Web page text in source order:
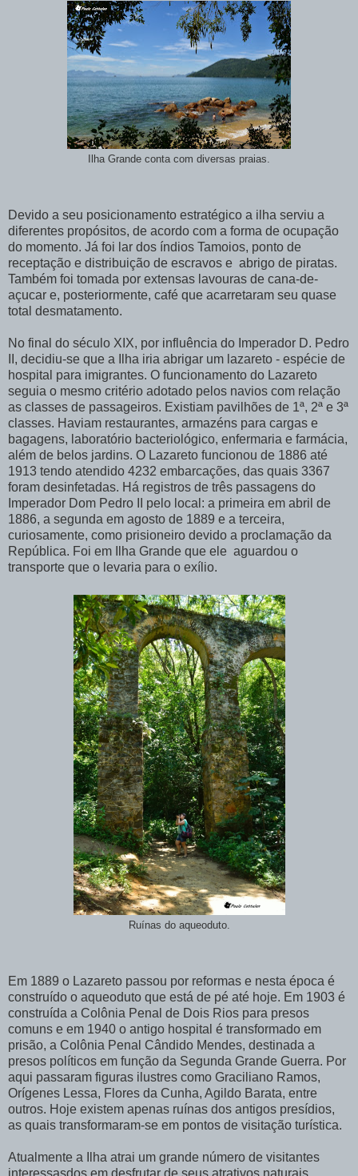
Ilha Grande conta com diversas praias.
Devido a seu posicionamento estratégico a ilha serviu a
diferentes propósitos, de acordo com a forma de ocupação
do momento. Já foi lar dos índios Tamoios, ponto de
receptação e distribuição de escravos e abrigo de piratas.
Também foi tomada por extensas lavouras de cana-de-
açucar e, posteriormente, café que acarretaram seu quase
total desmatamento.
No final do século XIX, por influência do Imperador D. Pedro
II, decidiu-se que a Ilha iria abrigar um lazareto - espécie de
hospital para imigrantes. O funcionamento do Lazareto
seguia o mesmo critério adotado pelos navios com relação
as classes de passageiros. Existiam pavilhões de 1ª, 2ª e 3ª
classes. Haviam restaurantes, armazéns para cargas e
bagagens, laboratório bacteriológico, enfermaria e farmácia,
além de belos jardins. O Lazareto funcionou de 1886 até
1913 tendo atendido 4232 embarcações, das quais 3367
foram desinfetadas. Há registros de três passagens do
Imperador Dom Pedro II pelo local: a primeira em abril de
1886, a segunda em agosto de 1889 e a terceira,
curiosamente, como prisioneiro devido a proclamação da
República. Foi em Ilha Grande que ele aguardou o
transporte que o levaria para o exílio.
Ruínas do aqueoduto.
Em 1889 o Lazareto passou por reformas e nesta época é
construído o aqueoduto que está de pé até hoje. Em 1903 é
construída a Colônia Penal de Dois Rios para presos
comuns e em 1940 o antigo hospital é transformado em
prisão, a Colônia Penal Cândido Mendes, destinada a
presos políticos em função da Segunda Grande Guerra. Por
aqui passaram figuras ilustres como Graciliano Ramos,
Orígenes Lessa, Flores da Cunha, Agildo Barata, entre
outros. Hoje existem apenas ruínas dos antigos presídios,
as quais transformaram-se em pontos de visitação turística.
Atualmente a Ilha atrai um grande número de visitantes